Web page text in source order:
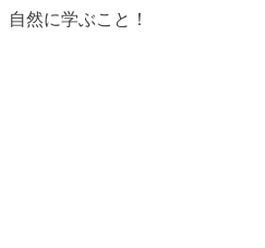
自然に学ぶこと！